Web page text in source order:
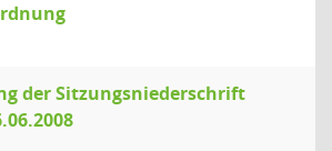
der Sitzungsniederschrift